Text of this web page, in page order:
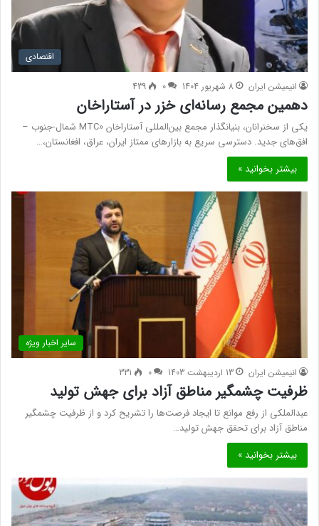
اقتصادی
انیمیشن ایران 8 شهریور 1404 0
439
دهمین مجمع رسانه‌ای خزر در آستاراخان
یکی از سخنرانان، بنیانگذار مجمع بین‌المللی آستاراخان «MTC شمال-جنوب –
افق‌های جدید. دسترسی سریع به بازارهای ممتاز ایران، عراق، افغانستان،…
بیشتر بخوانید »
سایر اخبار ویژه
انیمیشن ایران 13 اردیبهشت 1403 0
331
ظرفیت چشمگیر مناطق آزاد برای جهش تولید
عبدالملکی از رفع موانع تا ایجاد فرصت‌ها را تشریح کرد و از ظرفیت چشمگیر
مناطق آزاد برای تحقق جهش تولید…
بیشتر بخوانید »